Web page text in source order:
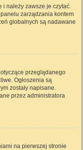
i należy zawsze je czytać.
zarządzania kontem
globalnych są nadawane
przeglądanego
Ogłoszenia są
zostały napisane.
przez administratora
na pierwszej stronie